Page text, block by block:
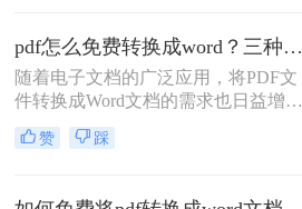
求。那么电脑上pdf怎么转换成word免
费呢？以下是三种免费将PDF转换成
Word的方法。
pdf怎么免费转换成word？三种方法任你选择！
随着电子文档的广泛应用，将PDF文
件转换成Word文档的需求也日益增
长。虽然有一些付费软件能够提供高
质量的转换效果，但对于一些用户来
赞 踩